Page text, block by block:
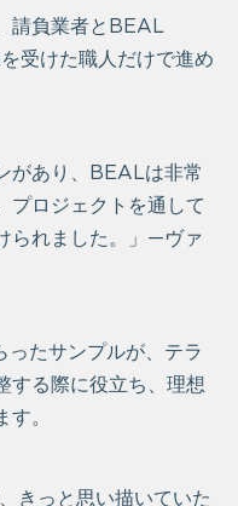
請負業者とBEAL
受けた職人だけで進め
があり、BEALは非常
プロジェクトを通して
られました。」—ヴァ
たサンプルが、テラ
する際に役立ち、理想
。
きっと思い描いていた